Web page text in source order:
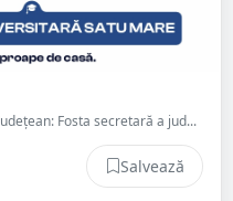
Fosta secretară a jud...
Salvează